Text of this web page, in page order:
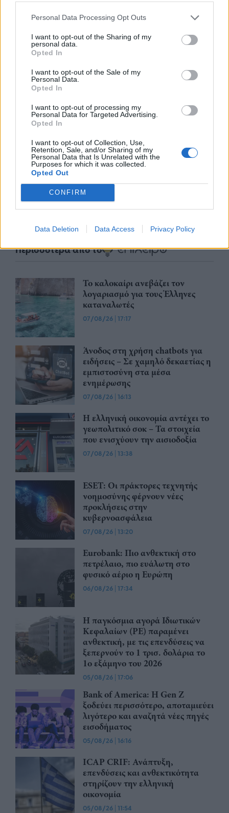
Personal Data Processing Opt Outs
I want to opt-out of the Sharing of my
personal data.
Opted In
I want to opt-out of the Sale of my
Personal Data.
Opted In
I want to opt-out of processing my
Personal Data for Targeted Advertising.
Opted In
I want to opt-out of Collection, Use,
Retention, Sale, and/or Sharing of my
Personal Data that Is Unrelated with the
Purposes for which it was collected.
Opted Out
CONFIRM
Data Deletion Data Access Privacy Policy
μέλλον του Insurance στην εποχή του AI
Advertorial
Περισσότερα από το
Το καλοκαίρι ανεβάζει τον
λογαριασμό για τους Έλληνες
καταναλωτές
07/08/26 | 17:17
Άνοδος στη χρήση chatbots για
ειδήσεις – Σε χαμηλό δεκαετίας η
εμπιστοσύνη στα μέσα
ενημέρωσης
07/08/26 | 16:13
Η ελληνική οικονομία αντέχει το
γεωπολιτικό σοκ – Τα στοιχεία
που ενισχύουν την αισιοδοξία
07/08/26 | 13:38
ESET: Οι πράκτορες τεχνητής
νοημοσύνης φέρνουν νέες
προκλήσεις στην
κυβερνοασφάλεια
07/08/26 | 13:20
Eurobank: Πιο ανθεκτική στο
πετρέλαιο, πιο ευάλωτη στο
φυσικό αέριο η Ευρώπη
06/08/26 | 17:34
Η παγκόσμια αγορά Ιδιωτικών
Κεφαλαίων (PE) παραμένει
ανθεκτική, με τις επενδύσεις να
ξεπερνούν το 1 τρισ. δολάρια το
1ο εξάμηνο του 2026
05/08/26 | 17:06
Bank of America: Η Gen Z
ξoδεύει περισσότερο, αποταμιεύει
λιγότερο και αναζητά νέες πηγές
εισοδήματος
05/08/26 | 16:16
ICAP CRIF: Ανάπτυξη,
επενδύσεις και ανθεκτικότητα
στηρίζουν την ελληνική
οικονομία
05/08/26 | 11:54